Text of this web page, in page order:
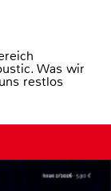
Was wir
restlos